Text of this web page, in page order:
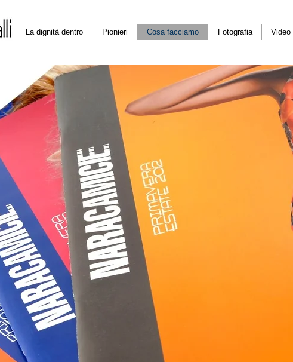
La dignità dentro Pionieri Cosa facciamo Fotografia Video
Studiamo e realizziamo
DESIGN